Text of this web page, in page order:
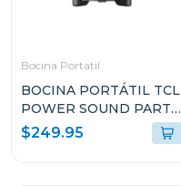
Bocina Portatil
BOCINA PORTÁTIL TCL
POWER SOUND PARTY
DE 340W RMS CON
TWS Y RESISTENTE A
$249.95